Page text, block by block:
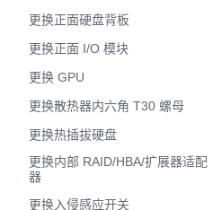
更换正面硬盘背板
更换正面 I/O 模块
更换 GPU
更换散热器内六角 T30 螺母
更换热插拔硬盘
更换内部 RAID/HBA/扩展器适配
器
更换入侵感应开关